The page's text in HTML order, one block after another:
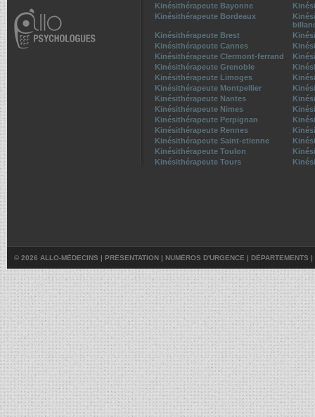
Kinésithérapeute Bayonne
Kinésithérapeute Bordeaux
Kinésithérapeute Brest
Kinésithérapeute Cannes
Kinésithérapeute Clermont-ferrand
Kinésithérapeute Grenoble
Kinésithérapeute Limoges
Kinésithérapeute Montpellier
Kinésithérapeute Nantes
Kinésithérapeute Nimes
Kinésithérapeute Perpignan
Kinésithérapeute Rennes
Kinésithérapeute Saint-etienne
Kinésithérapeute Toulon
Kinésithérapeute Tours
© 2026 ALLO-MÉDECINS | PRÉSENTATION | NUMÉROS D'URGENCE | DÉPARTEMENTS |